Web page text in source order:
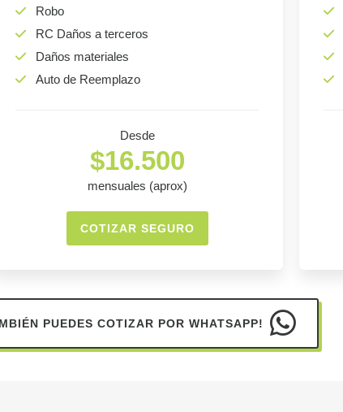
Robo
RC Daños a terceros
Daños materiales
Auto de Reemplazo
Desde
$16.500
mensuales (aprox)
COTIZAR SEGURO
PUEDES COTIZAR POR WHATSAPP!